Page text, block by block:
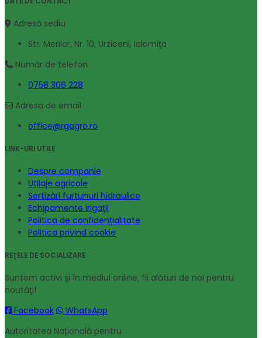
Adresă sediu
Str. Merilor, Nr. 10, Urziceni, Ialomiţa
Număr de telefon
0758 306 228
Adresa de email
office@rgagro.ro
LINK-URI UTILE
Despre companie
Utilaje agricole
Sertizări furtunuri hidraulice
Echipamente irigaţii
Politica de confidenţialitate
Politica privind cookie
REŢELE DE SOCIALIZARE
Suntem activi şi în mediul online, fii alături de noi pentru
noutăţi!
Facebook
WhatsApp
Autoritatea Națională pentru